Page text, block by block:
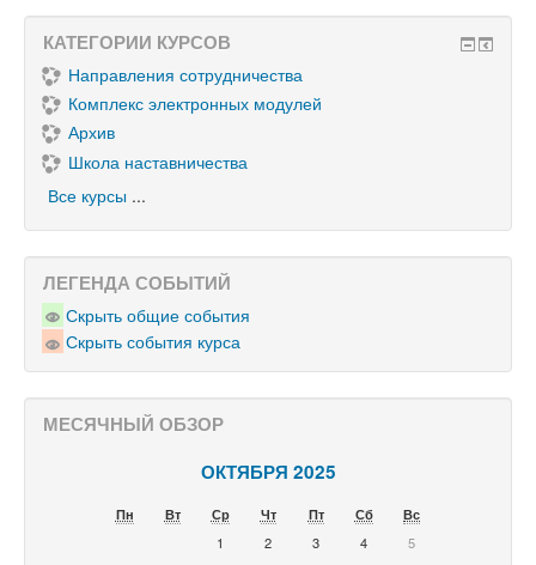
КАТЕГОРИИ КУРСОВ
Направления сотрудничества
Комплекс электронных модулей
Архив
Школа наставничества
Все курсы ...
ЛЕГЕНДА СОБЫТИЙ
Скрыть общие события
Скрыть события курса
МЕСЯЧНЫЙ ОБЗОР
ОКТЯБРЯ 2025
Пн Вт Ср Чт Пт Сб
Вс
1
2 3 4
5